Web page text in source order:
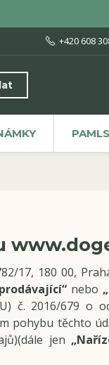
+420 608
17, 180 00,
nebo
č. 2016/679 o
pohybu těchto
jen